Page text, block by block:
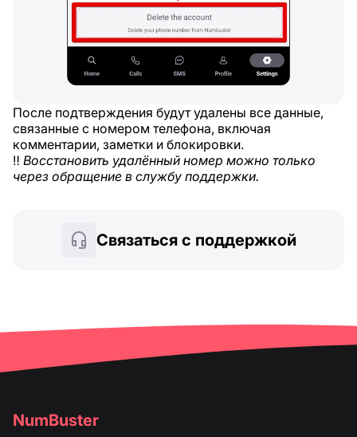
После подтверждения будут удалены все данные,
связанные с номером телефона, включая
комментарии, заметки и блокировки.
‼️ Восстановить удалённый номер можно только
через обращение в службу поддержки.
Связаться с поддержкой
NumBuster